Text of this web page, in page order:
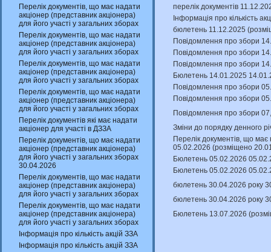
Перелік документів, що має надати
акціонер (представник акціонера)
для його участі у загальних зборах
Перелік документів, що має надати
акціонер (представник акціонера)
для його участі у загальних зборах
Перелік документів, що має надати
акціонер (представник акціонера)
для його участі у загальних зборах
Перелік документів, що має надати
акціонер (представник акціонера)
для його участі у загальних зборах
Перелік документів які має надати
акціонер для участі в ДЗЗА
Перелік документів, що має надати
акціонер (представник акціонера)
для його участі у загальних зборах
30.04.2026
Перелік документів, що має надати
акціонер (представник акціонера)
для його участі у загальних зборах
Перелік документів, що має надати
акціонер (представник акціонера)
для його участі у загальних зборах
Інформація про кількість акцій ЗЗА
Інформація про кількість акцій ЗЗА
перелік документів
Інформація про кількість
бюлетень 11.12.2025
Повідомлення про збори
Повідомлення про збори
Повідомлення про збори
Бюлетень 14.01.2025
Повідомлення про збори
Повідомлення про збори
Повідомлення про збори
Зміни до порядку денного
Перелік документів, що має
05.02.2026 (розміщено
Бюлетень 05.02.2026
Бюлетень 05.02.2026
бюлетень 30.04.2026 року
бюлетень 30.04.2026 року
Бюлетень 13.07.2026